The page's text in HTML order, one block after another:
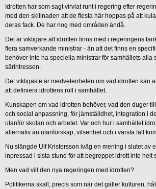
Idrotten har som sagt virvlat runt i regering efter
med den skillnaden att de flesta här hoppas på att
deras fack. De har nog med områden ändå.
Det är viktigare att idrotten finns med i regeringens
flera samverkande ministrar - än att det finns en
behöver inte ha speciella ministrar för samhällets alla
särintressen.
Det viktigaste är medvetenheten om vad idrotten kan
att definiera idrottens roll i samhället.
Kunskapen om vad idrotten behöver, vad den duger
och social anpassning, för jämställdhet, integration i
utanför skolan och arbetet. Var och hur i samhället
alternativ än utanförskap, vilsenhet och i värsta fall
Nu slängde Ulf Kristersson iväg en mening i slutet av
inpressad i sista stund för att begreppet idrott inte helt
Men vad vill den nya regeringen med idrotten?
Politikerna skall, precis som när det gäller kulturen,